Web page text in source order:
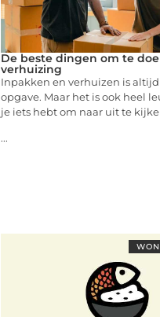
De beste dingen om te
verhuizing
Inpakken en verhuizen is
opgave. Maar het is ook heel
je iets hebt om naar uit te
...